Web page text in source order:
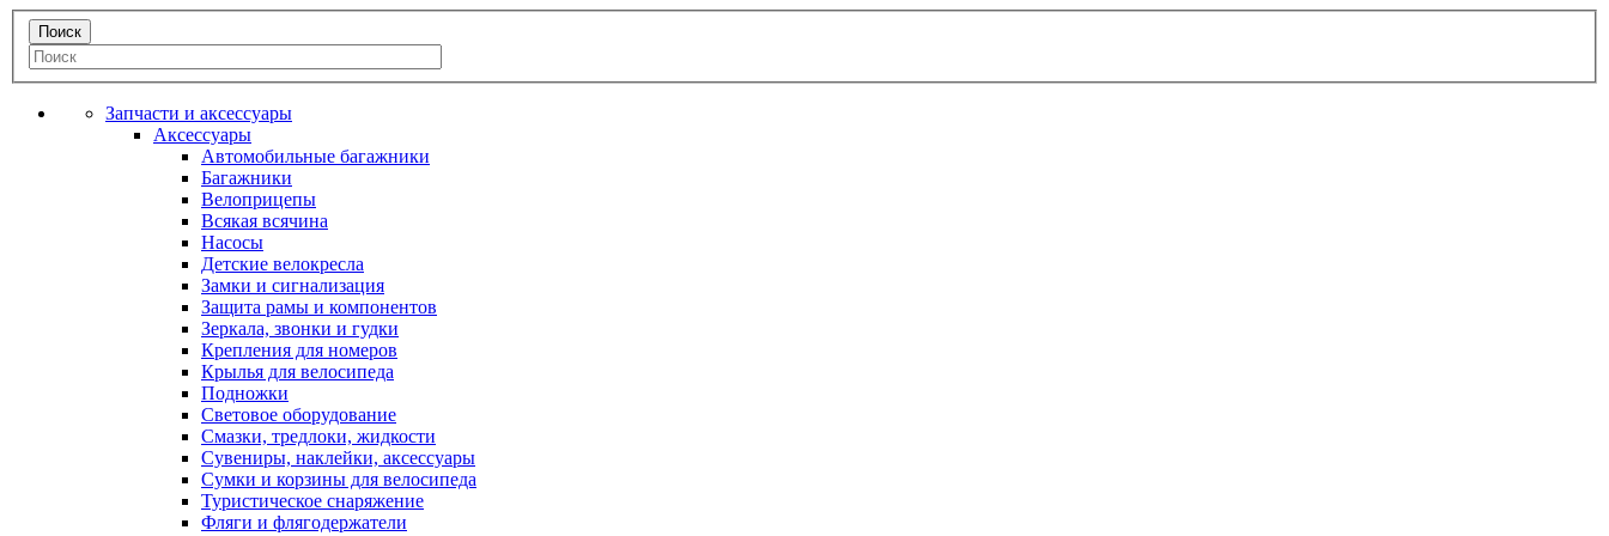
Запчасти и аксессуары
Аксессуары
Автомобильные багажники
Багажники
Велоприцепы
Всякая всячина
Насосы
Детские велокресла
Замки и сигнализация
Защита рамы и компонентов
Зеркала, звонки и гудки
Крепления для номеров
Крылья для велосипеда
Подножки
Световое оборудование
Смазки, тредлоки, жидкости
Сувениры, наклейки, аксессуары
Сумки и корзины для велосипеда
Туристическое снаряжение
Фляги и флягодержатели